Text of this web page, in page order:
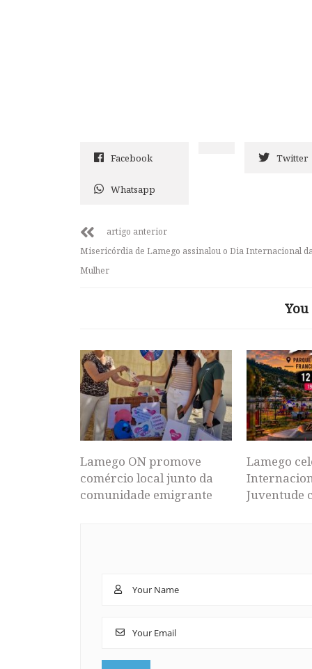
Facebook Twitter
Whatsapp
artigo anterior
Misericórdia de Lamego assinalou o Dia Internacional
Mulher
Lamego ON promove
comércio local junto da
comunidade emigrante
Lamego
Juventude